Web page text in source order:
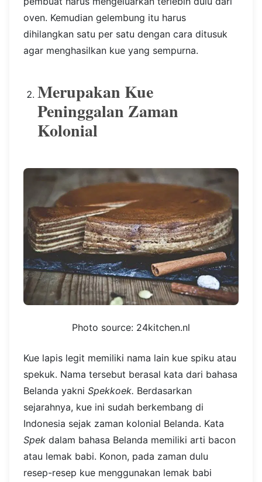
oven. Kemudian gelembung itu harus
dihilangkan satu per satu dengan cara ditusuk
agar menghasilkan kue yang sempurna.
Merupakan Kue
Peninggalan Zaman
Kolonial
Photo source: 24kitchen.nl
Kue lapis legit memiliki nama lain kue spiku atau
spekuk. Nama tersebut berasal kata dari bahasa
Belanda yakni Spekkoek. Berdasarkan
sejarahnya, kue ini sudah berkembang di
Indonesia sejak zaman kolonial Belanda. Kata
Spek dalam bahasa Belanda memiliki arti bacon
atau lemak babi. Konon, pada zaman dulu
resep-resep kue menggunakan lemak babi